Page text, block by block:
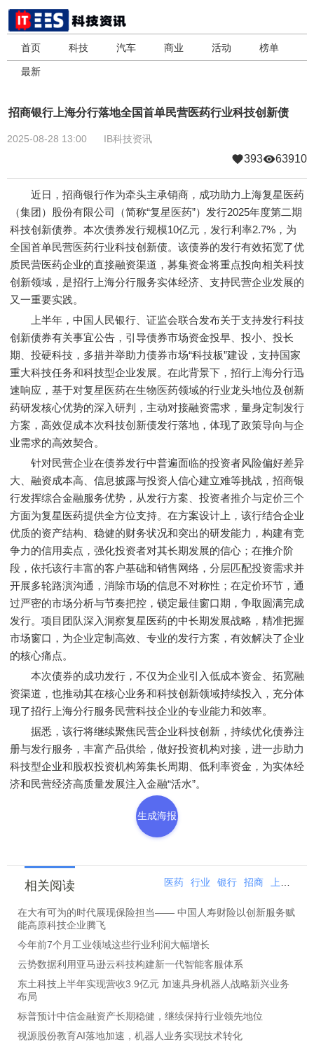
首页 科技 汽车 商业 活动 榜单
最新
招商银行上海分行落地全国首单民营医药行业科技创新债
2025-08-28 13:00 IB科技资讯
393 63910
近日，招商银行作为牵头主承销商，成功助力上海复星医药
（集团）股份有限公司（简称“复星医药”）发行2025年度第二期
科技创新债券。本次债券发行规模10亿元，发行利率2.7%，为
全国首单民营医药行业科技创新债。该债券的发行有效拓宽了优
质民营医药企业的直接融资渠道，募集资金将重点投向相关科技
创新领域，是招行上海分行服务实体经济、支持民营企业发展的
又一重要实践。
上半年，中国人民银行、证监会联合发布关于支持发行科技
创新债券有关事宜公告，引导债券市场资金投早、投小、投长
期、投硬科技，多措并举助力债券市场“科技板”建设，支持国家
重大科技任务和科技型企业发展。在此背景下，招行上海分行迅
速响应，基于对复星医药在生物医药领域的行业龙头地位及创新
药研发核心优势的深入研判，主动对接融资需求，量身定制发行
方案，高效促成本次科技创新债发行落地，体现了政策导向与企
业需求的高效契合。
针对民营企业在债券发行中普遍面临的投资者风险偏好差异
大、融资成本高、信息披露与投资人信心建立难等挑战，招商银
行发挥综合金融服务优势，从发行方案、投资者推介与定价三个
方面为复星医药提供全方位支持。在方案设计上，该行结合企业
优质的资产结构、稳健的财务状况和突出的研发能力，构建有竞
争力的信用卖点，强化投资者对其长期发展的信心；在推介阶
段，依托该行丰富的客户基础和销售网络，分层匹配投资需求并
开展多轮路演沟通，消除市场的信息不对称性；在定价环节，通
过严密的市场分析与节奏把控，锁定最佳窗口期，争取圆满完成
发行。项目团队深入洞察复星医药的中长期发展战略，精准把握
市场窗口，为企业定制高效、专业的发行方案，有效解决了企业
的核心痛点。
本次债券的成功发行，不仅为企业引入低成本资金、拓宽融
资渠道，也推动其在核心业务和科技创新领域持续投入，充分体
现了招行上海分行服务民营科技企业的专业能力和效率。
据悉，该行将继续聚焦民营企业科技创新，持续优化债券注
册与发行服务，丰富产品供给，做好投资机构对接，进一步助力
科技型企业和股权投资机构筹集长周期、低利率资金，为实体经
济和民营经济高质量发展注入金融“活水”。
生成海报
相关阅读 医药 行业 银行 招商 上海分行
在大有可为的时代展现保险担当—— 中国人寿财险以创新服务赋
能高原科技企业腾飞
今年前7个月工业领域这些行业利润大幅增长
云势数据利用亚马逊云科技构建新一代智能客服体系
东土科技上半年实现营收3.9亿元 加速具身机器人战略新兴业务
布局
标普预计中信金融资产长期稳健，继续保持行业领先地位
视源股份教育AI落地加速，机器人业务实现技术转化